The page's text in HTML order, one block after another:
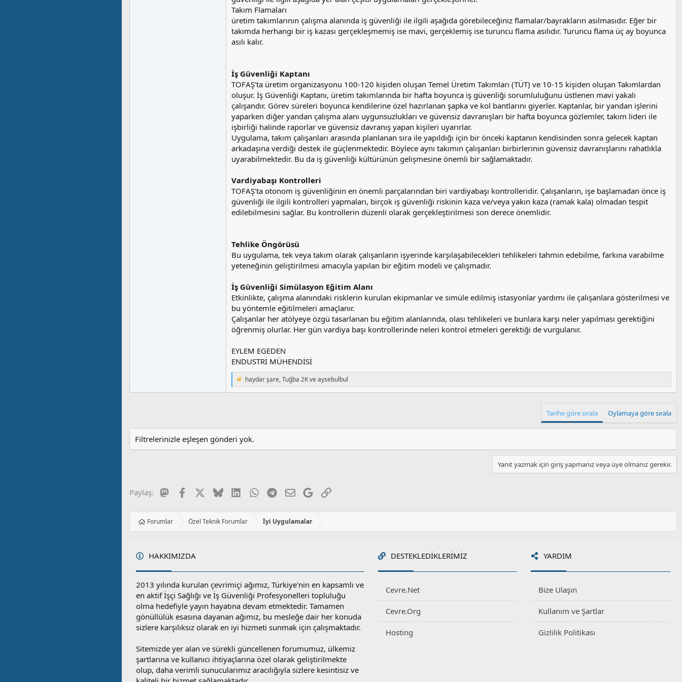
Takım Flamaları
üretim takımlarının çalışma alanında iş güvenliği ile ilgili aşağıda görebileceğiniz flamalar/bayrakların asılmasıdır. Eğer bir
takımda herhangi bir iş kazası gerçekleşmemiş ise mavi, gerçeklemiş ise turuncu flama asılıdır. Turuncu flama üç ay boyunca
asılı kalır.
İş Güvenliği Kaptanı
TOFAŞ’ta üretim organizasyonu 100-120 kişiden oluşan Temel Üretim Takımları (TÜT) ve 10-15 kişiden oluşan Takımlardan
oluşur. İş Güvenliği Kaptanı, üretim takımlarında bir hafta boyunca iş güvenliği sorumluluğunu üstlenen mavi yakalı
çalışandır. Görev süreleri boyunca kendilerine özel hazırlanan şapka ve kol bantlarını giyerler. Kaptanlar, bir yandan işlerini
yaparken diğer yandan çalışma alanı uygunsuzlukları ve güvensiz davranışları bir hafta boyunca gözlemler, takım lideri ile
işbirliği halinde raporlar ve güvensiz davranış yapan kişileri uyarırlar.
Uygulama, takım çalışanları arasında planlanan sıra ile yapıldığı için bir önceki kaptanın kendisinden sonra gelecek kaptan
arkadaşına verdiği destek ile güçlenmektedir. Böylece aynı takımın çalışanları birbirlerinin güvensiz davranışlarını rahatlıkla
uyarabilmektedir. Bu da iş güvenliği kültürünün gelişmesine önemli bir sağlamaktadır.
Vardiyabaşı Kontrolleri
TOFAŞ’ta otonom iş güvenliğinin en önemli parçalarından biri vardiyabaşı kontrolleridir. Çalışanların, işe başlamadan önce iş
güvenliği ile ilgili kontrolleri yapmaları, birçok iş güvenliği riskinin kaza ve/veya yakın kaza (ramak kala) olmadan tespit
edilebilmesini sağlar. Bu kontrollerin düzenli olarak gerçekleştirilmesi son derece önemlidir.
Tehlike Öngörüsü
Bu uygulama, tek veya takım olarak çalışanların işyerinde karşılaşabilecekleri tehlikeleri tahmin edebilme, farkına varabilme
yeteneğinin geliştirilmesi amacıyla yapılan bir eğitim modeli ve çalışmadır.
İş Güvenliği Simülasyon Eğitim Alanı
Etkinlikte, çalışma alanındaki risklerin kurulan ekipmanlar ve simüle edilmiş istasyonlar yardımı ile çalışanlara gösterilmesi ve
bu yöntemle eğitilmeleri amaçlanır.
Çalışanlar her atölyeye özgü tasarlanan bu eğitim alanlarında, olası tehlikeleri ve bunlara karşı neler yapılması gerektiğini
öğrenmiş olurlar. Her gün vardiya başı kontrollerinde neleri kontrol etmeleri gerektiği de vurgulanır.
EYLEM EGEDEN
ENDUSTRİ MÜHENDİSİ
T
e
e
r
:
haydar şare,Tuğba 2Kveaysebulbul
Tarihe göre sırala Oylamaya göre sırala
Filtrelerinizle eşleşen gönderi yok.
Yanıt yazmak için giriş yapmanız veya üye olmanız gerekir.
Paylaş: MastodonFacebook BlueskyLinkedInWhatsApp
Telegram
E-postaGoogleLink
Forumlar Özel Teknik Forumlar İyi Uygulamalar
HAKKIMIZDA
2013 yılında kurulan çevrimiçi ağımız, Türkiye'nin en kapsamlı ve
en aktif İşçi Sağlığı ve İş Güvenliği Profesyonelleri topluluğu
olma hedefiyle yayın hayatına devam etmektedir. Tamamen
gönüllülük esasına dayanan ağımız, bu mesleğe dair her konuda
sizlere karşılıksız olarak en iyi hizmeti sunmak için çalışmaktadır.
Sitemizde yer alan ve sürekli güncellenen forumumuz, ülkemiz
şartlarına ve kullanıcı ihtiyaçlarına özel olarak geliştirilmekte
olup, daha verimli sunucularımız aracılığıyla sizlere kesintisiz ve
DESTEKLEDIKLERIMIZ
Cevre.Net
Cevre.Org
Hosting
YARDIM
Bize Ulaşın
Kullanım ve Şartlar
Gizlilik Politikası